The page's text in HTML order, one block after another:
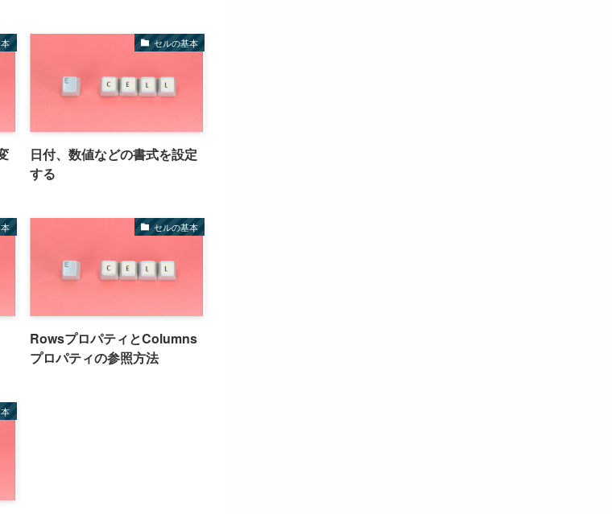
セルの基本
日付、数値などの書式を設定
する
セルの基本
RowsプロパティとColumns
プロパティの参照方法